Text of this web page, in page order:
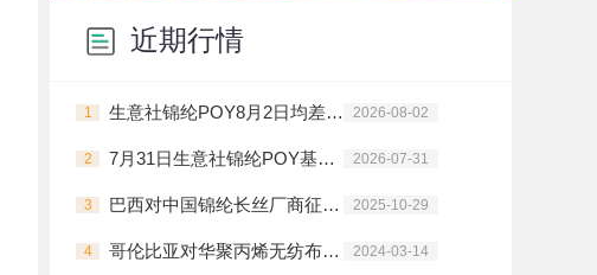
近期行情
1 生意社锦纶POY8月2日均差为195.00元/吨 由正向扩大转为缩小 2026-08-02
2 7月31日生意社锦纶POY基准价为14000.00元/吨 2026-07-31
3 巴西对中国锦纶长丝厂商征收临时反倾销税 2025-10-29
4 哥伦比亚对华聚丙烯无纺布启动反倾销调查 2024-03-14